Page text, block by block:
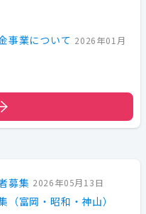
事業について 2026年01月
募集 2026年05月13日
富岡・昭和・神山）